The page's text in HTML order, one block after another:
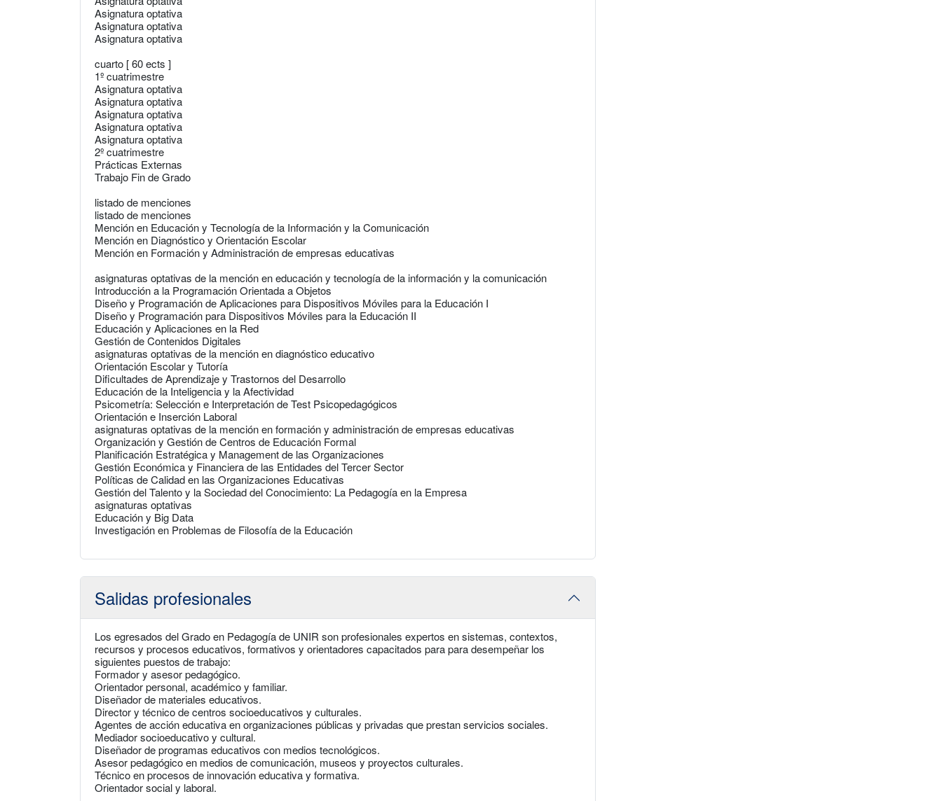
Asignatura optativa
Asignatura optativa
Asignatura optativa
cuarto [ 60 ects ]
1º cuatrimestre
Asignatura optativa
Asignatura optativa
Asignatura optativa
Asignatura optativa
Asignatura optativa
2º cuatrimestre
Prácticas Externas
Trabajo Fin de Grado
listado de menciones
listado de menciones
Mención en Educación y Tecnología de la Información y la Comunicación
Mención en Diagnóstico y Orientación Escolar
Mención en Formación y Administración de empresas educativas
asignaturas optativas de la mención en educación y tecnología de la información y la comunicación
Introducción a la Programación Orientada a Objetos
Diseño y Programación de Aplicaciones para Dispositivos Móviles para la Educación I
Diseño y Programación para Dispositivos Móviles para la Educación II
Educación y Aplicaciones en la Red
Gestión de Contenidos Digitales
asignaturas optativas de la mención en diagnóstico educativo
Orientación Escolar y Tutoría
Dificultades de Aprendizaje y Trastornos del Desarrollo
Educación de la Inteligencia y la Afectividad
Psicometría: Selección e Interpretación de Test Psicopedagógicos
Orientación e Inserción Laboral
asignaturas optativas de la mención en formación y administración de empresas educativas
Organización y Gestión de Centros de Educación Formal
Planificación Estratégica y Management de las Organizaciones
Gestión Económica y Financiera de las Entidades del Tercer Sector
Políticas de Calidad en las Organizaciones Educativas
Gestión del Talento y la Sociedad del Conocimiento: La Pedagogía en la Empresa
asignaturas optativas
Educación y Big Data
Investigación en Problemas de Filosofía de la Educación
Salidas profesionales
Los egresados del Grado en Pedagogía de UNIR son profesionales expertos en sistemas, contextos,
recursos y procesos educativos, formativos y orientadores capacitados para para desempeñar los
siguientes puestos de trabajo:
Formador y asesor pedagógico.
Orientador personal, académico y familiar.
Diseñador de materiales educativos.
Director y técnico de centros socioeducativos y culturales.
Agentes de acción educativa en organizaciones públicas y privadas que prestan servicios sociales.
Mediador socioeducativo y cultural.
Diseñador de programas educativos con medios tecnológicos.
Asesor pedagógico en medios de comunicación, museos y proyectos culturales.
Técnico en procesos de innovación educativa y formativa.
Orientador social y laboral.